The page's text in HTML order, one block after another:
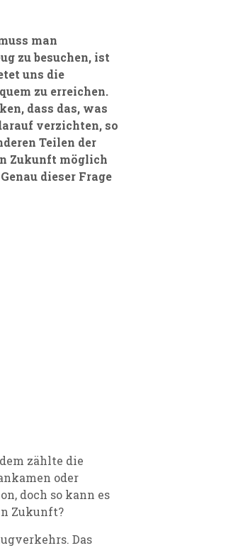
man
zu besuchen, ist
uns die
zu erreichen.
dass das, was
verzichten, so
Teilen der
Zukunft möglich
dieser Frage
zählte die
oder
doch so kann es
Zukunft?
Das